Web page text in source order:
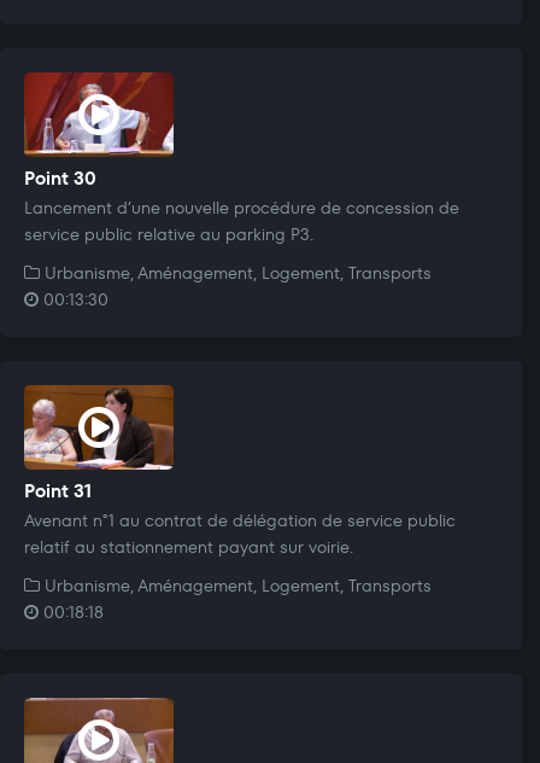
Point 30
Lancement d’une nouvelle procédure de concession de
service public relative au parking P3.
Urbanisme, Aménagement, Logement, Transports
00:13:30
Point 31
Avenant n°1 au contrat de délégation de service public
relatif au stationnement payant sur voirie.
Urbanisme, Aménagement, Logement, Transports
00:18:18